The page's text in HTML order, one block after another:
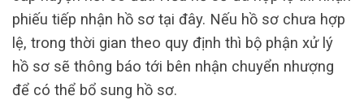
phiếu tiếp nhận hồ sơ tại đây. Nếu hồ sơ chưa hợp
lệ, trong thời gian theo quy định thì bộ phận xử lý
hồ sơ sẽ thông báo tới bên nhận chuyển nhượng
để có thể bổ sung hồ sơ.